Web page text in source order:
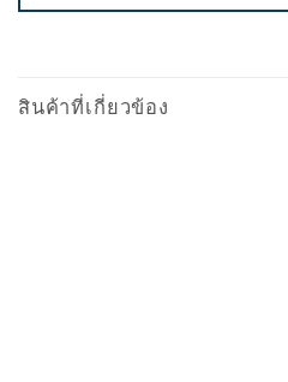
สินค้าที่เกี่ยวข้อง